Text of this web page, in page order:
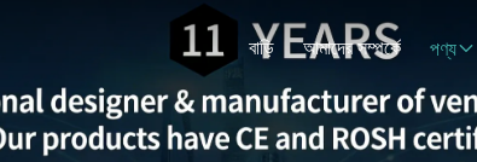
বাড়ি আমাদের সম্পর্কে পণ্য